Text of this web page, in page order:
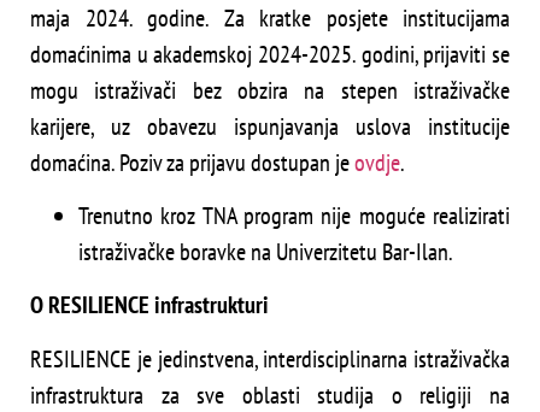
maja 2024. godine. Za kratke posjete institucijama
domaćinima u akademskoj 2024-2025. godini, prijaviti se
mogu istraživači bez obzira na stepen istraživačke
karijere, uz obavezu ispunjavanja uslova institucije
domaćina. Poziv za prijavu dostupan jeovdje.
Trenutno kroz TNA program nije moguće realizirati
istraživačke boravke na Univerzitetu Bar-Ilan.
O RESILIENCE infrastrukturi
RESILIENCE je jedinstvena, interdisciplinarna istraživačka
infrastruktura za sve oblasti studija o religiji na